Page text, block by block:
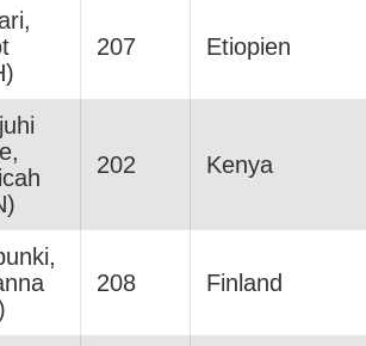
207 Etiopien
202 Kenya
208 Finland